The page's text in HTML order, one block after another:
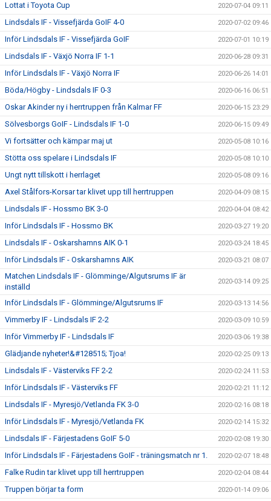
Lottat i Toyota Cup 2020-07-04 09:11
Lindsdals IF - Vissefjärda GoIF 4-0 2020-07-02 09:46
Inför Lindsdals IF - Vissefjärda GoIF 2020-07-01 10:19
Lindsdals IF - Växjö Norra IF 1-1 2020-06-28 09:31
Inför Lindsdals IF - Växjö Norra IF 2020-06-26 14:01
Böda/Högby - Lindsdals IF 0-3 2020-06-16 06:51
Oskar Akinder ny i herrtruppen från Kalmar FF 2020-06-15 23:29
Sölvesborgs GoIF - Lindsdals IF 1-0 2020-06-15 09:49
Vi fortsätter och kämpar maj ut 2020-05-08 10:16
Stötta oss spelare i Lindsdals IF 2020-05-08 10:10
Ungt nytt tillskott i herrlaget 2020-05-08 09:16
Axel Stålfors-Korsar tar klivet upp till herrtruppen 2020-04-09 08:15
Lindsdals IF - Hossmo BK 3-0 2020-04-04 08:42
Inför Lindsdals IF - Hossmo BK 2020-03-27 19:20
Lindsdals IF - Oskarshamns AIK 0-1 2020-03-24 18:45
Inför Lindsdals IF - Oskarshamns AIK 2020-03-21 08:07
Matchen Lindsdals IF - Glömminge/Algutsrums IF är
inställd
2020-03-14 09:25
Inför Lindsdals IF - Glömminge/Algutsrums IF 2020-03-13 14:56
Vimmerby IF - Lindsdals IF 2-2 2020-03-09 10:59
Inför Vimmerby IF - Lindsdals IF 2020-03-06 19:38
Glädjande nyheter!&#128515; Tjoa! 2020-02-25 09:13
Lindsdals IF - Västerviks FF 2-2 2020-02-24 11:53
Inför Lindsdals IF - Västerviks FF 2020-02-21 11:12
Lindsdals IF - Myresjö/Vetlanda FK 3-0 2020-02-16 08:18
Inför Lindsdals IF - Myresjö/Vetlanda FK 2020-02-14 15:32
Lindsdals IF - Färjestadens GoIF 5-0 2020-02-08 19:30
Inför Lindsdals IF - Färjestadens GoIF - träningsmatch nr 1. 2020-02-07 18:48
Falke Rudin tar klivet upp till herrtruppen 2020-02-04 08:44
Truppen börjar ta form 2020-01-14 09:06